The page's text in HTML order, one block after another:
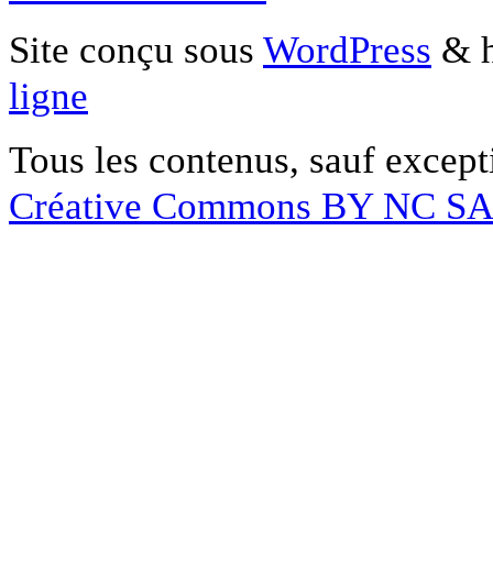
Site conçu sous WordPress &
ligne
Tous les contenus, sauf
Créative Commons BY NC SA